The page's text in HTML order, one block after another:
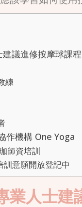
議進修按摩球課程
練
作機構 One Yoga
師資培訓
訓意願開放登記中
業人士建